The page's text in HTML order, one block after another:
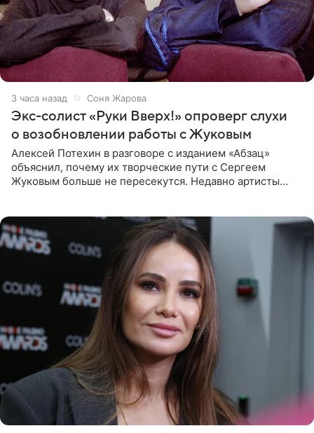
3 часа назад Соня Жарова
Экс-солист «Руки Вверх!» опроверг слухи
о возобновлении работы с Жуковым
Алексей Потехин в разговоре с изданием «Абзац»
объяснил, почему их творческие пути с Сергеем
Жуковым больше не пересекутся. Недавно артисты